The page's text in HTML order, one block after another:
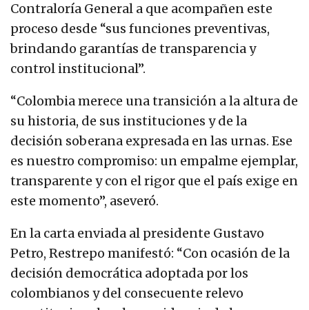
Contraloría General a que acompañen este
proceso desde “sus funciones preventivas,
brindando garantías de transparencia y
control institucional”.
“Colombia merece una transición a la altura de
su historia, de sus instituciones y de la
decisión soberana expresada en las urnas. Ese
es nuestro compromiso: un empalme ejemplar,
transparente y con el rigor que el país exige en
este momento”, aseveró.
En la carta enviada al presidente Gustavo
Petro, Restrepo manifestó: “Con ocasión de la
decisión democrática adoptada por los
colombianos y del consecuente relevo